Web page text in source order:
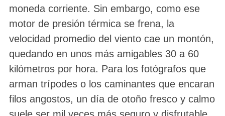
moneda corriente. Sin embargo, como ese
motor de presión térmica se frena, la
velocidad promedio del viento cae un montón,
quedando en unos más amigables 30 a 60
kilómetros por hora. Para los fotógrafos que
arman trípodes o los caminantes que encaran
filos angostos, un día de otoño fresco y calmo